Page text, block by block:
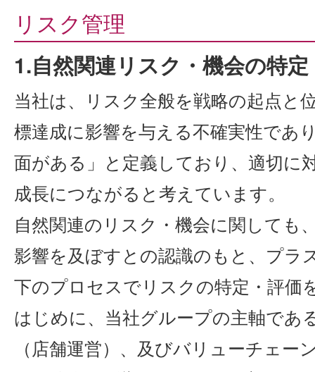
リスク管理
1.自然関連リスク・機会の特
当社は、リスク全般を戦略の起点と
標達成に影響を与える不確実性であ
面がある」と定義しており、適切に
成長につながると考えています。
自然関連のリスク・機会に関しても
影響を及ぼすとの認識のもと、プラ
下のプロセスでリスクの特定・評価
はじめに、当社グループの主軸であ
（店舗運営）、及びバリューチェ